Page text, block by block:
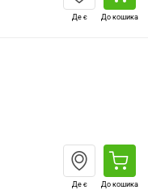
Де є До кошика
Де є До кошика